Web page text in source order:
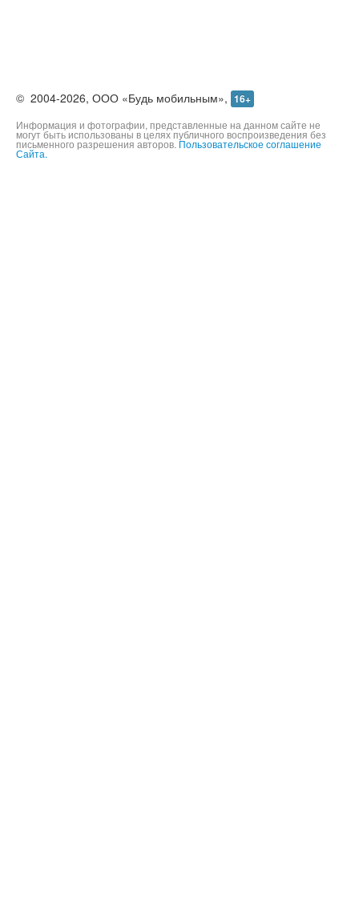
© 2004-2026, ООО «Будь мобильным», 16+
Информация и фотографии, представленные на данном сайте не
могут быть использованы в целях публичного воспроизведения без
письменного разрешения авторов. Пользовательское соглашение
Сайта.